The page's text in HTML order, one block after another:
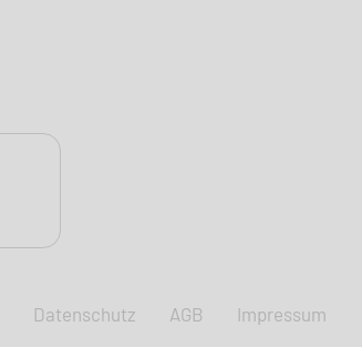
Datenschutz AGB Impressum